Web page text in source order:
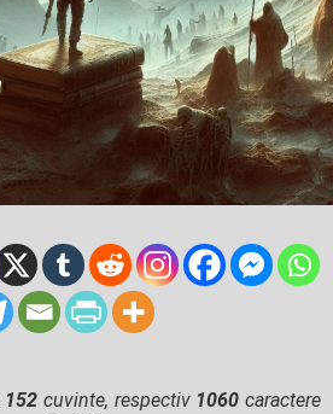
152 cuvinte, respectiv 1060 caractere